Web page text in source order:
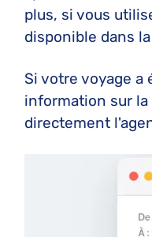
plus, si vous
disponible dans
Si votre voyage a
information sur
directement